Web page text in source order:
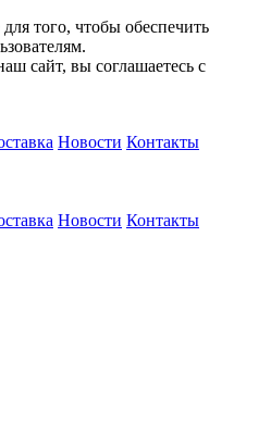
того, чтобы обеспечить
сайт, вы соглашаетесь с
Новости Контакты
Новости Контакты